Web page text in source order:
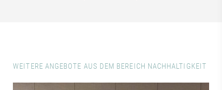
WEITERE ANGEBOTE AUS DEM BEREICH NACHHALTIGKEIT